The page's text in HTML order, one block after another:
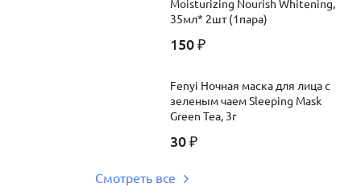
35мл* 2шт (1пара)
150 ₽
Fenyi Ночная маска для лица с
зеленым чаем Sleeping Mask
Green Tea, 3г
30 ₽
Смотреть все